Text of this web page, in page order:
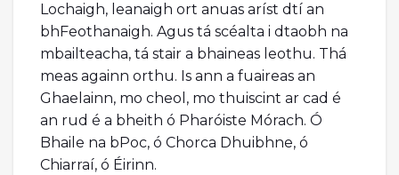
Lochaigh, leanaigh ort anuas aríst dtí an
bhFeothanaigh. Agus tá scéalta i dtaobh na
mbailteacha, tá stair a bhaineas leothu. Thá
meas againn orthu. Is ann a fuaireas an
Ghaelainn, mo cheol, mo thuiscint ar cad é
an rud é a bheith ó Pharóiste Mórach. Ó
Bhaile na bPoc, ó Chorca Dhuibhne, ó
Chiarraí, ó Éirinn.